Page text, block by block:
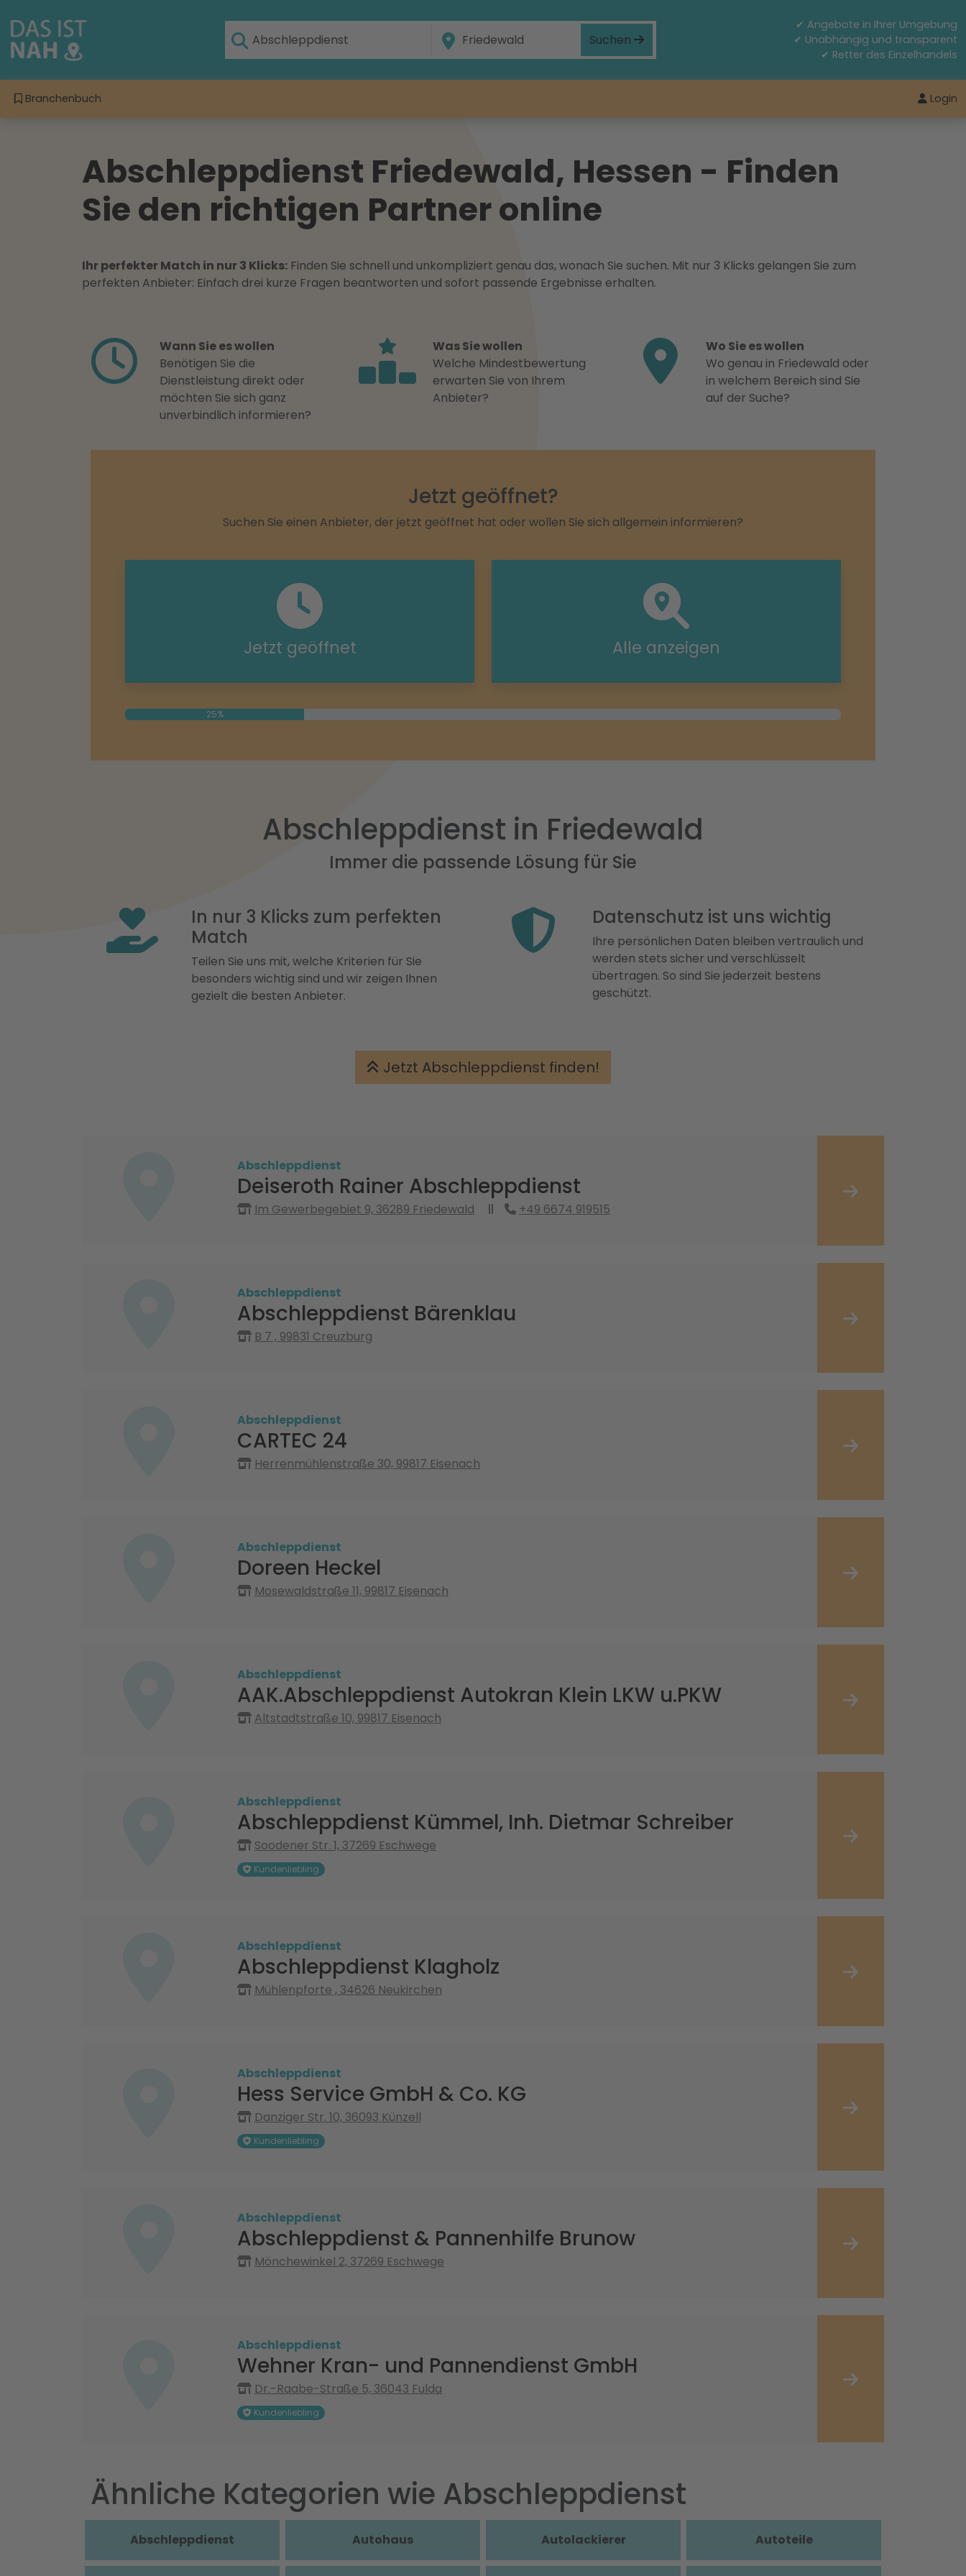
Suchen
✔ Angebote in Ihrer Umgebung
✔ Unabhängig und transparent
✔ Retter des Einzelhandels
Branchenbuch Login
Abschleppdienst Friedewald, Hessen - Finden
Sie den richtigen Partner online
Ihr perfekter Match in nur 3 Klicks: Finden Sie schnell und unkompliziert genau das, wonach Sie suchen. Mit nur 3 Klicks gelangen Sie zum
perfekten Anbieter: Einfach drei kurze Fragen beantworten und sofort passende Ergebnisse erhalten.
Wann Sie es wollen
Benötigen Sie die
Dienstleistung direkt oder
möchten Sie sich ganz
unverbindlich informieren?
Was Sie wollen
Welche Mindestbewertung
erwarten Sie von Ihrem
Anbieter?
Wo Sie es wollen
Wo genau in Friedewald oder
in welchem Bereich sind Sie
auf der Suche?
Jetzt geöffnet?
Suchen Sie einen Anbieter, der jetzt geöffnet hat oder wollen Sie sich allgemein informieren?
Jetzt geöffnet Alle anzeigen
25%
Abschleppdienst in Friedewald
Immer die passende Lösung für Sie
In nur 3 Klicks zum perfekten
Match
Teilen Sie uns mit, welche Kriterien für Sie
besonders wichtig sind und wir zeigen Ihnen
gezielt die besten Anbieter.
Datenschutz ist uns wichtig
Ihre persönlichen Daten bleiben vertraulich und
werden stets sicher und verschlüsselt
übertragen. So sind Sie jederzeit bestens
geschützt.
Jetzt Abschleppdienst finden!
Abschleppdienst
Deiseroth Rainer Abschleppdienst
Im Gewerbegebiet 9, 36289 Friedewald +49 6674 919515
Abschleppdienst
Abschleppdienst Bärenklau
B 7 , 99831 Creuzburg
Abschleppdienst
CARTEC 24
Herrenmühlenstraße 30, 99817 Eisenach
Abschleppdienst
Doreen Heckel
Mosewaldstraße 11, 99817 Eisenach
Abschleppdienst
AAK.Abschleppdienst Autokran Klein LKW u.PKW
Altstadtstraße 10, 99817 Eisenach
Abschleppdienst
Abschleppdienst Kümmel, Inh. Dietmar Schreiber
Soodener Str. 1, 37269 Eschwege
Kundenliebling
Abschleppdienst
Abschleppdienst Klagholz
Mühlenpforte , 34626 Neukirchen
Abschleppdienst
Hess Service GmbH & Co. KG
Danziger Str. 10, 36093 Künzell
Kundenliebling
Abschleppdienst
Abschleppdienst & Pannenhilfe Brunow
Mönchewinkel 2, 37269 Eschwege
Abschleppdienst
Wehner Kran- und Pannendienst GmbH
Dr.-Raabe-Straße 5, 36043 Fulda
Kundenliebling
Ähnliche Kategorien wie Abschleppdienst
Abschleppdienst Autohaus Autolackierer Autoteile